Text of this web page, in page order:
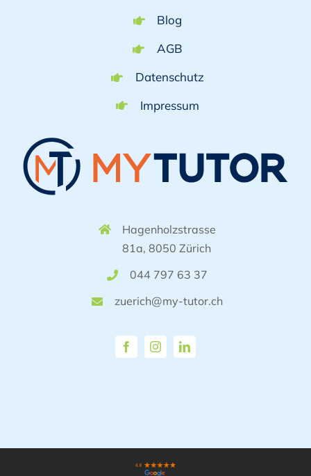
Blog
AGB
Datenschutz
Impressum
Hagenholzstrasse
81a, 8050 Zürich
044 797 63 37
zuerich@my-tutor.ch